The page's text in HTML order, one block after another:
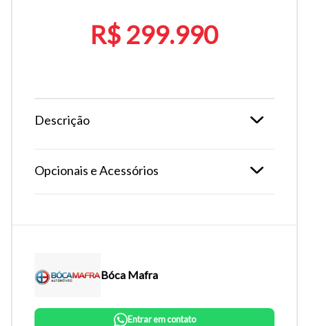
R$ 299.990
Descrição
Opcionais e Acessórios
Bóca Mafra
Entrar em contato